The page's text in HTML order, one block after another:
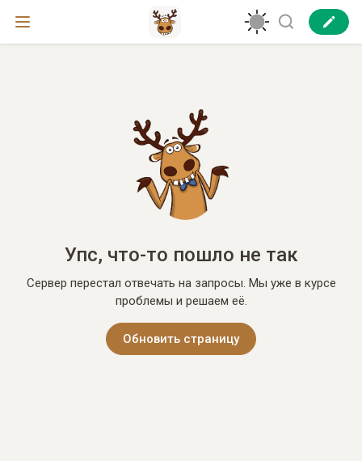
Упс, что-то пошло не так
Сервер перестал отвечать на запросы. Мы уже в курсе
проблемы и решаем её.
Обновить страницу